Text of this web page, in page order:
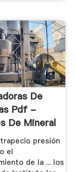
De
Pdf -
De Mineral
presión
el
de la ... los